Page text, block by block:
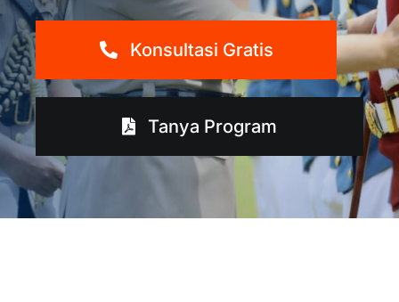
Konsultasi Gratis
Tanya Program